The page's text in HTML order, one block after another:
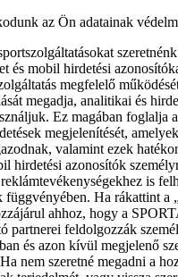
az Ön adatainak
és mobil hirdetési
megfelelő
megadja, analitikai és
Ez magában foglalja
megjelenítését,
valamint ezek
hirdetési azonosítók
is
függvényében. Ha rákattint a
ahhoz, hogy a
partnerei feldolgozzák
és azon kívül megjelenő
nem szeretné megadni a